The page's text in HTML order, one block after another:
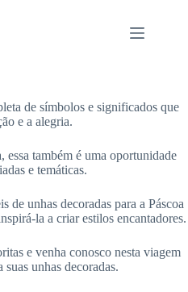
de símbolos e significados que
e a alegria.
essa também é uma oportunidade
e temáticas.
de unhas decoradas para a Páscoa
la a criar estilos encantadores.
e venha conosco nesta viagem
unhas decoradas.